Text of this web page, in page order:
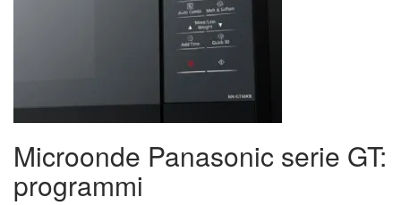
Microonde Panasonic serie GT:
programmi